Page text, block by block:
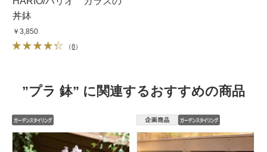
丼鉢
￥3,850
（8）
”プラ 鉢” に関連するおすすめの商品